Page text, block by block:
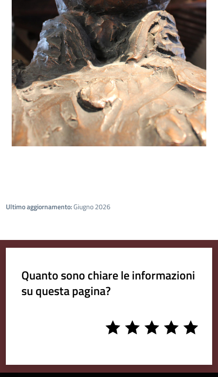
Ultimo aggiornamento:Giugno 2026
Quanto sono chiare le informazioni
su questa pagina?
5
stars
4
stars
3
stars
2
stars
1
stars